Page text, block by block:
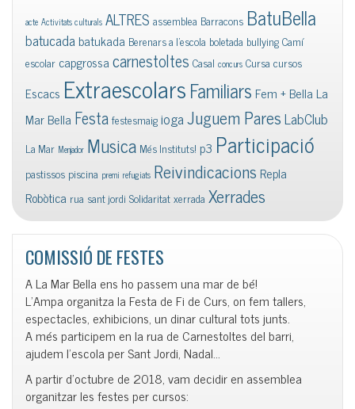
acte Activitats culturals ALTRES assemblea Barracons BatuBella
batucadabatukada Berenars a l'escola boletada bullyingCamí
escolar capgrossacarnestoltes Casal concurs Cursa cursos
Escacs ExtraescolarsFamiliars Fem + Bella La
Mar Bella FestafestesmaigiogaJuguem ParesLabClub
La Mar Menjador Musica Més Instituts! p3 Participació
pastissos piscina premi refugiats Reivindicacions Repla
Robòtica rua sant jordi Solidaritatxerrada Xerrades
COMISSIÓ DE FESTES
A La Mar Bella ens ho passem una mar de bé!
L’Ampa organitza la Festa de Fi de Curs, on fem tallers,
espectacles, exhibicions, un dinar cultural tots junts.
A més participem en la rua de Carnestoltes del barri,
ajudem l’escola per Sant Jordi, Nadal…
A partir d’octubre de 2018, vam decidir en assemblea
organitzar les festes per cursos: